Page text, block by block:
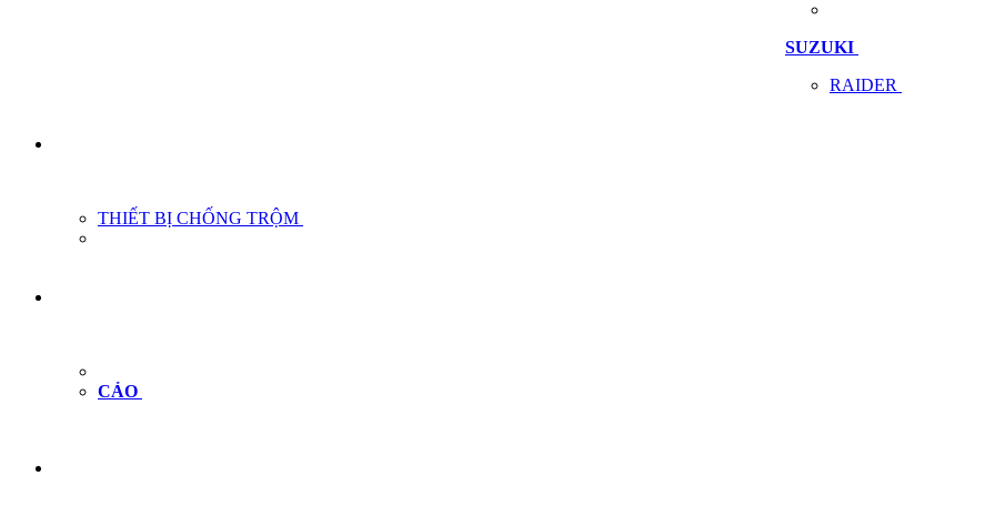
SUZUKI
RAIDER
THIẾT BỊ CHỐNG TRỘM
CẢO